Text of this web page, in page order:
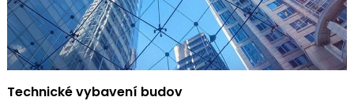
Technické vybavení budov